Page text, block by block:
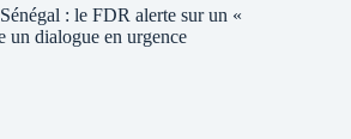
: le FDR alerte sur un «
un dialogue en urgence